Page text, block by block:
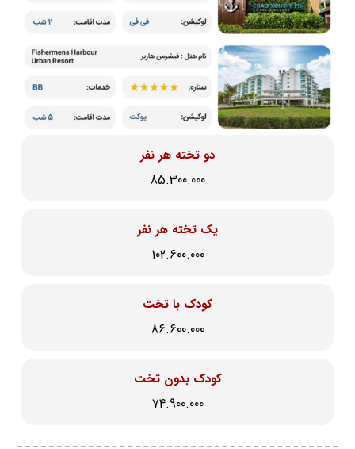
دو تخته هر نفر
85.300.000
یک تخته هر نفر
102.600.000
کودک با تخت
86.600.000
کودک بدون تخت
74.900.000